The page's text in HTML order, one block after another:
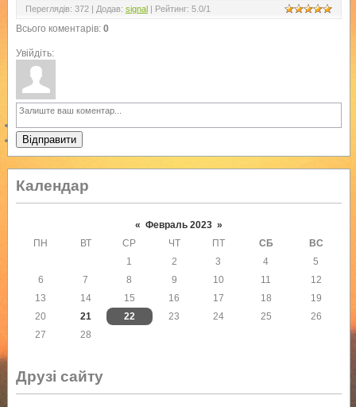
Переглядів: 372| Додав: signal | Рейтинг: 5.0/1
Всього коментарів: 0
Увійдіть:
Відправити
Календар
« Февраль 2023 »
ПН
ВТ СР ЧТ ПТ СБ
ВС
1
2 3 4
5
6
7 8 9 10 11
12
13
14 15 16 17 18
19
20
21 22 23 24 25
26
27
28
Друзі сайту